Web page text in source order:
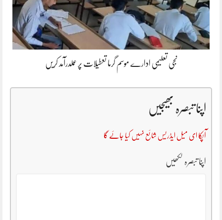
نجی تعلیمی ادارے موسم گرما تعطیلات پر عملدرآمد کریں
اپنا تبصرہ بھیجیں
آپکا ای میل ایڈریس شائع نہیں کیا جائے گا
اپنا تبصرہ لکھیں